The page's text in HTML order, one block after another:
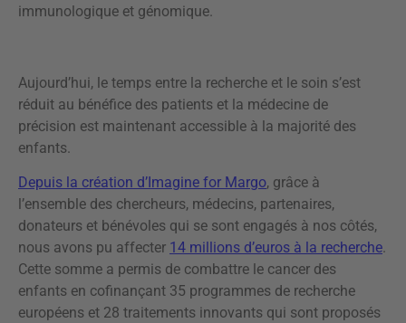
immunologique et génomique.
Aujourd’hui, le temps entre la recherche et le soin s’est
réduit au bénéfice des patients et la médecine de
précision est maintenant accessible à la majorité des
enfants.
Depuis la création d’Imagine for Margo, grâce à
l’ensemble des chercheurs, médecins, partenaires,
donateurs et bénévoles qui se sont engagés à nos côtés,
nous avons pu affecter 14 millions d’euros à la recherche.
Cette somme a permis de combattre le cancer des
enfants en cofinançant 35 programmes de recherche
européens et 28 traitements innovants qui sont proposés